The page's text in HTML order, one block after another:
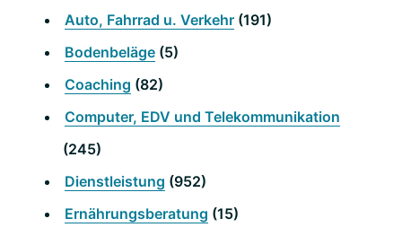
Auto, Fahrrad u. Verkehr (191)
Bodenbeläge (5)
Coaching (82)
Computer, EDV und Telekommunikation
(245)
Dienstleistung (952)
Ernährungsberatung (15)